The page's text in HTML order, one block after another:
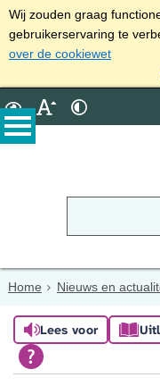
Wij zouden graag
gebruikerservaring te
over de cookiewet
Home Nieuws en
Lees voor